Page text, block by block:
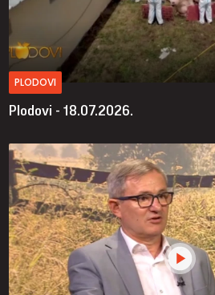
PLODOVI
Plodovi - 18.07.2026.